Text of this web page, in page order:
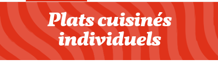
Plats cuisinés
individuels